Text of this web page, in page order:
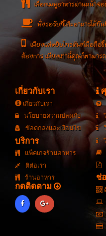
เลือกเมนูอาหารผ่านหน้าจ
นั่งรอรับที่โต๊ะอาหารได้ทั
เพียงแค่หยิบโทรศัพท์มือถือ
ต้องการ เพียงเท่านี้คุณก็สามาร
เกี่ยวกับเรา
เกี่ยวกับเรา
นโยบายความปลดภัย
ข้อตกลงและเงื่อนไข
บริการ
แพ็คเกจร้านอาหาร
ติต่อเรา
ร้านอาหาร
กดติดตาม
ศุ
ช่